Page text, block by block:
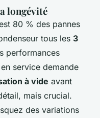
longévité
80 % des pannes
tous les 3
performances
service demande
à vide avant
mais crucial.
des variations